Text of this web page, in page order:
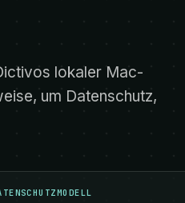
lokaler Mac-
um Datenschutz,